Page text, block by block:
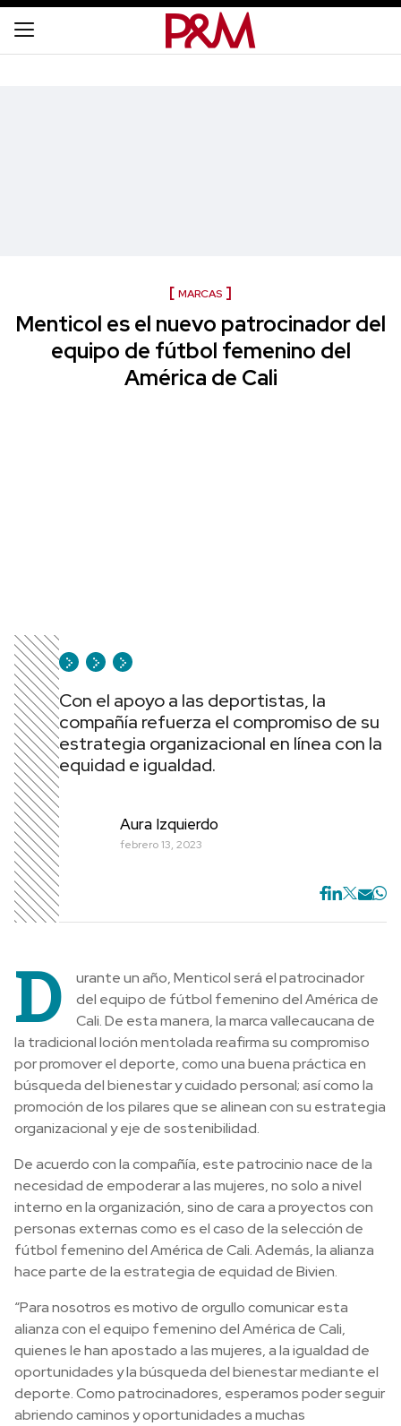
MARCAS
Menticol es el nuevo patrocinador del
equipo de fútbol femenino del
América de Cali
Con el apoyo a las deportistas, la
compañía refuerza el compromiso de su
estrategia organizacional en línea con la
equidad e igualdad.
Aura Izquierdo
febrero 13, 2023
D
urante un año, Menticol será el patrocinador
del equipo de fútbol femenino del América de
Cali. De esta manera, la marca vallecaucana de
la tradicional loción mentolada reafirma su compromiso
por promover el deporte, como una buena práctica en
búsqueda del bienestar y cuidado personal; así como la
promoción de los pilares que se alinean con su estrategia
organizacional y eje de sostenibilidad.
De acuerdo con la compañía, este patrocinio nace de la
necesidad de empoderar a las mujeres, no solo a nivel
interno en la organización, sino de cara a proyectos con
personas externas como es el caso de la selección de
fútbol femenino del América de Cali. Además, la alianza
hace parte de la estrategia de equidad de Bivien.
“Para nosotros es motivo de orgullo comunicar esta
alianza con el equipo femenino del América de Cali,
quienes le han apostado a las mujeres, a la igualdad de
oportunidades y la búsqueda del bienestar mediante el
deporte. Como patrocinadores, esperamos poder seguir
abriendo caminos y oportunidades a muchas